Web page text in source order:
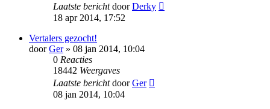
Laatste berichtdoorDerky
18 apr 2014, 17:52
Vertalers gezocht!
doorGer» 08 jan 2014, 10:04
0 Reacties
18442 Weergaves
Laatste berichtdoorGer
08 jan 2014, 10:04